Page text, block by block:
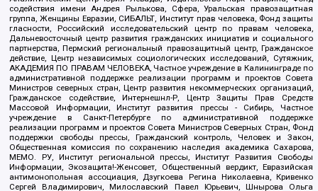
содействия имени Андрея Рылькова, Сфера, Уральская правозащитная
группа, Женщины Евразии, СИБАЛЬТ, Институт прав человека, Фонд защиты
гласности, Российский исследовательский центр по правам человека,
Дальневосточный центр развития гражданских инициатив и социального
партнерства, Пермский региональный правозащитный центр, Гражданское
действие, Центр независимых социологических исследований, Сутяжник,
АКАДЕМИЯ ПО ПРАВАМ ЧЕЛОВЕКА, Частное учреждение в Калининграде по
административной поддержке реализации программ и проектов Совета
Министров северных стран, Центр развития некоммерческих организаций,
Гражданское содействие, Интернешнл-Р, Центр Защиты Прав Средств
Массовой Информации, Институт развития прессы - Сибирь, Частное
учреждение в Санкт-Петербурге по административной поддержке
реализации программ и проектов Совета Министров Северных Стран, Фонд
поддержки свободы прессы, Гражданский контроль, Человек и Закон,
Общественная комиссия по сохранению наследия академика Сахарова,
МЕМО. РУ, Институт региональной прессы, Институт Развития Свободы
Информации, Экозащита!-Женсовет, Общественный вердикт, Евразийская
антимонопольная ассоциация, Дзугкоева Регина Николаевна, Кривенко
Сергей Владимирович, Милославский Павел Юрьевич, Шнырова Ольга